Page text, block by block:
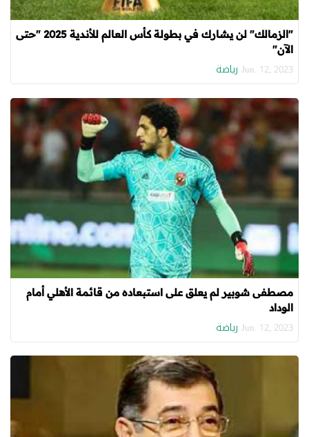
"الزمالك" لن يشارك في بطولة كأس العالم للأندية 2025 "حتى
الآن"
Jun. 12, 2023 رياضة
مصطفى شوبير لم يعلق على استبعاده من قائمة الأهلي أمام
الوداد
Jun. 12, 2023 رياضة